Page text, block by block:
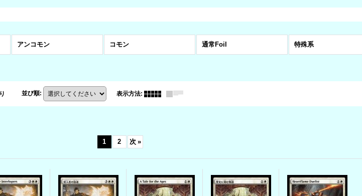
アンコモン コモン 通常Foil 特殊系
並び順: 表示方法:
1 2 次 »